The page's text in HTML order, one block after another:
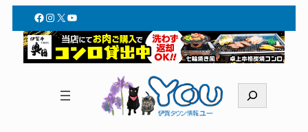
Facebook
Instagram
X YouTube
索